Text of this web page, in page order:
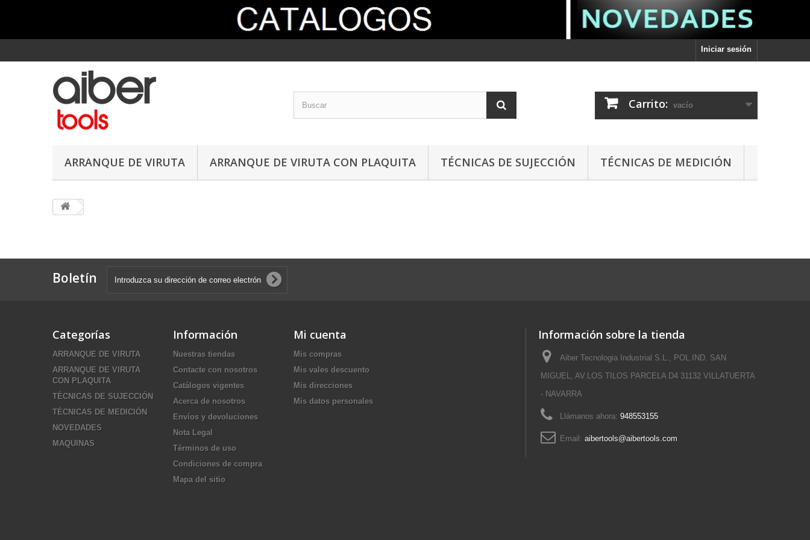
Iniciar sesión
Carrito: vacío
ARRANQUE DE VIRUTA ARRANQUE DE VIRUTA CON PLAQUITA TÉCNICAS DE SUJECCIÓN TÉCNICAS DE MEDICIÓN
Boletín
Categorías
ARRANQUE DE VIRUTA
ARRANQUE DE VIRUTA
CON PLAQUITA
TÉCNICAS DE SUJECCIÓN
TÉCNICAS DE MEDICIÓN
NOVEDADES
MAQUINAS
Información
Nuestras tiendas
Contacte con nosotros
Catálogos vigentes
Acerca de nosotros
Envíos y devoluciones
Nota Legal
Términos de uso
Condiciones de compra
Mapa del sitio
Mi cuenta
Mis compras
Mis vales descuento
Mis direcciones
Mis datos personales
Información sobre la tienda
Aiber Tecnologia Industrial S.L., POL.IND. SAN
MIGUEL, AV.LOS TILOS PARCELA D4 31132 VILLATUERTA
- NAVARRA
Llámanos ahora: 948553155
Email: aibertools@aibertools.com